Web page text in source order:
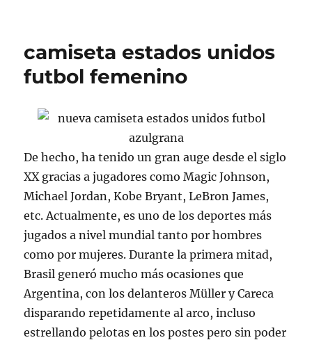
camiseta estados unidos
futbol femenino
De hecho, ha tenido un gran auge desde el siglo
XX gracias a jugadores como Magic Johnson,
Michael Jordan, Kobe Bryant, LeBron James,
etc. Actualmente, es uno de los deportes más
jugados a nivel mundial tanto por hombres
como por mujeres. Durante la primera mitad,
Brasil generó mucho más ocasiones que
Argentina, con los delanteros Müller y Careca
disparando repetidamente al arco, incluso
estrellando pelotas en los postes pero sin poder